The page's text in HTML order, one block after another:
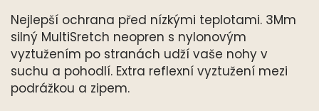
Nejlepší ochrana před nízkými teplotami. 3Mm
silný MultiSretch neopren s nylonovým
vyztužením po stranách udží vaše nohy v
suchu a pohodlí. Extra reflexní vyztužení mezi
podrážkou a zipem.